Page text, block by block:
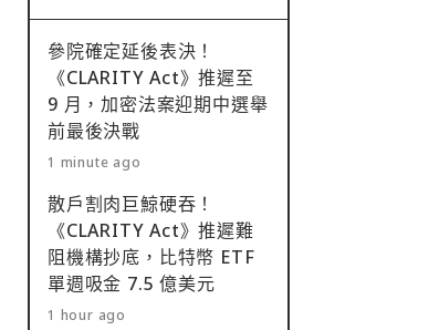
參院確定延後表決！
《CLARITY Act》推遲至
9 月，加密法案迎期中選舉
前最後決戰
1 minute ago
散戶割肉巨鯨硬吞！
《CLARITY Act》推遲難
阻機構抄底，比特幣 ETF
單週吸金 7.5 億美元
1 hour ago